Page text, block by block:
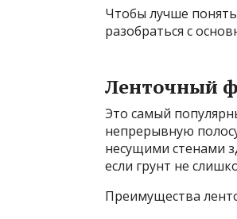
Чтобы лучше
разобраться с
Ленточный
Это самый
непрерывную
несущими стенами
если грунт не
Преимущества